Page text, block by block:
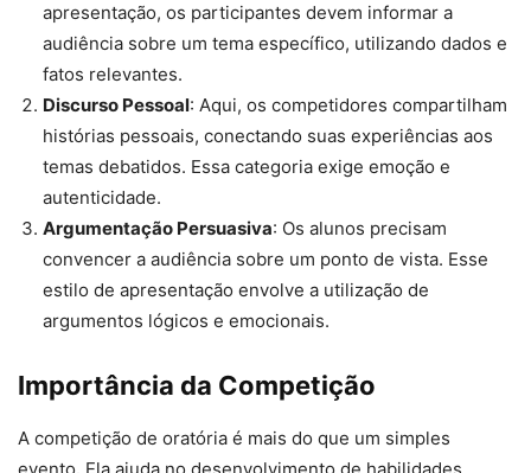
apresentação, os participantes devem informar a
audiência sobre um tema específico, utilizando dados e
fatos relevantes.
Discurso Pessoal: Aqui, os competidores compartilham
histórias pessoais, conectando suas experiências aos
temas debatidos. Essa categoria exige emoção e
autenticidade.
Argumentação Persuasiva: Os alunos precisam
convencer a audiência sobre um ponto de vista. Esse
estilo de apresentação envolve a utilização de
argumentos lógicos e emocionais.
Importância da Competição
A competição de oratória é mais do que um simples